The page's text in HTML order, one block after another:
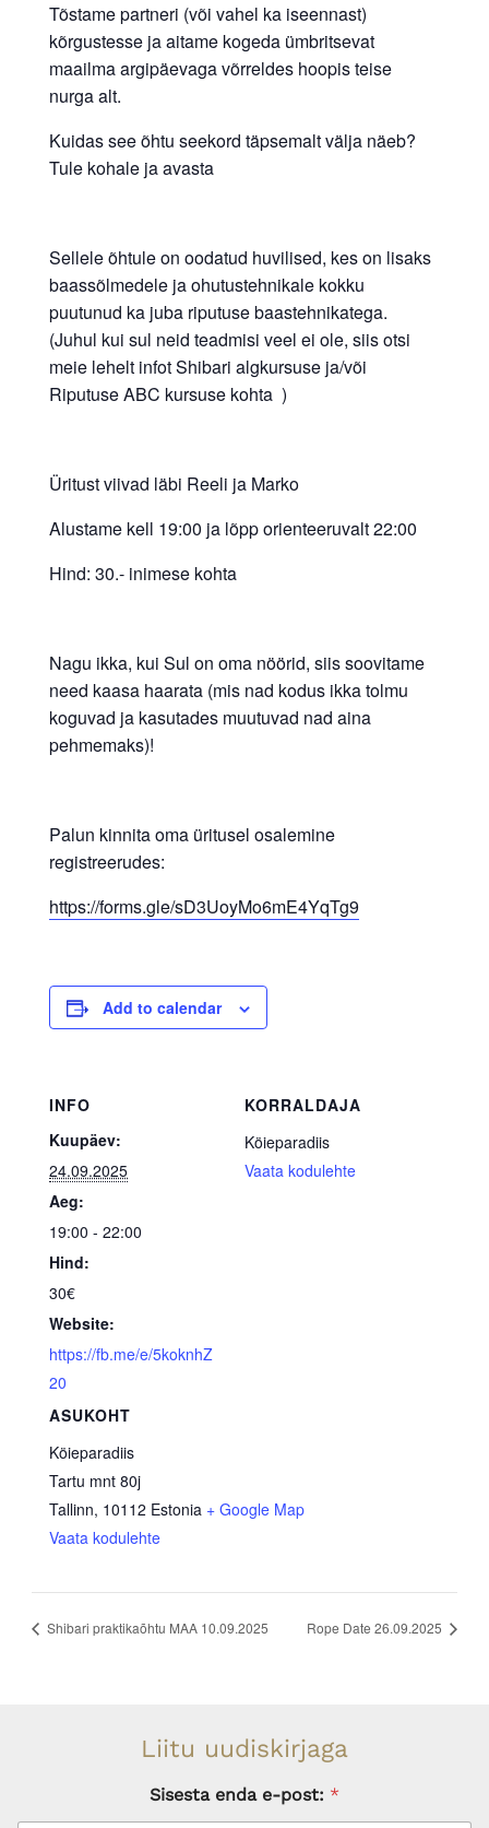
Tõstame partneri (või vahel ka iseennast)
kõrgustesse ja aitame kogeda ümbritsevat
maailma argipäevaga võrreldes hoopis teise
nurga alt.
Kuidas see õhtu seekord täpsemalt välja näeb?
Tule kohale ja avasta
Sellele õhtule on oodatud huvilised, kes on lisaks
baassõlmedele ja ohutustehnikale kokku
puutunud ka juba riputuse baastehnikatega.
(Juhul kui sul neid teadmisi veel ei ole, siis otsi
meie lehelt infot Shibari algkursuse ja/või
Riputuse ABC kursuse kohta )
Üritust viivad läbi Reeli ja Marko
Alustame kell 19:00 ja lõpp orienteeruvalt 22:00
Hind: 30.- inimese kohta
Nagu ikka, kui Sul on oma nöörid, siis soovitame
need kaasa haarata (mis nad kodus ikka tolmu
koguvad ja kasutades muutuvad nad aina
pehmemaks)!
Palun kinnita oma üritusel osalemine
registreerudes:
https://forms.gle/sD3UoyMo6mE4YqTg9
Add to calendar
INFO
Kuupäev:
24.09.2025
Aeg:
19:00 - 22:00
Hind:
30€
Website:
https://fb.me/e/5koknhZ
20
ASUKOHT
Köieparadiis
Tartu mnt 80j
Tallinn, 10112 Estonia + Google Map
Vaata kodulehte
KORRALDAJA
Köieparadiis
Vaata kodulehte
Shibari praktikaõhtu MAA 10.09.2025 Rope Date 26.09.2025
Liitu uudiskirjaga
Sisesta enda e-post: *